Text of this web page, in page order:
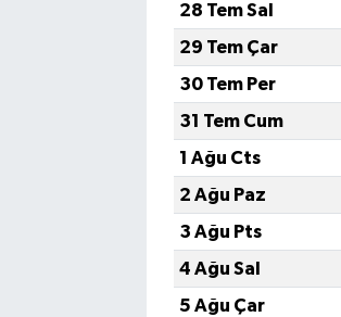
28 Tem Sal
29 Tem Çar
30 Tem Per
31 Tem Cum
1 Ağu Cts
2 Ağu Paz
3 Ağu Pts
4 Ağu Sal
5 Ağu Çar